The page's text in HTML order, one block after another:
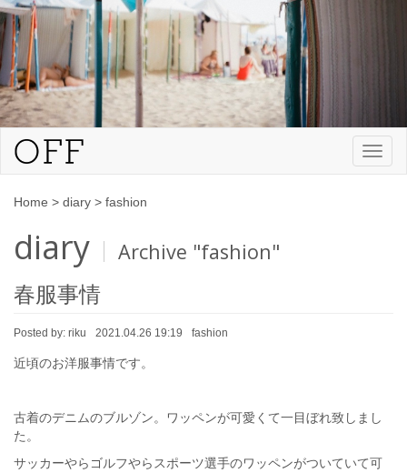
Home > diary > fashion
diary Archive "fashion"
春服事情
Posted by: riku 2021.04.26 19:19 fashion
近頃のお洋服事情です。
古着のデニムのブルゾン。ワッペンが可愛くて一目ぼれ致しまし
た。
サッカーやらゴルフやらスポーツ選手のワッペンがついていて可